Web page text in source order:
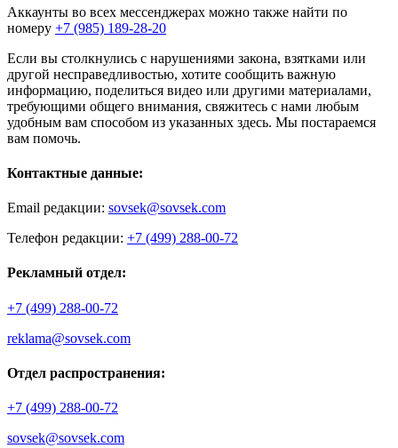
Аккаунты во всех мессенджерах можно также найти по
номеру +7 (985) 189-28-20
Если вы столкнулись с нарушениями закона, взятками или
другой несправедливостью, хотите сообщить важную
информацию, поделиться видео или другими материалами,
требующими общего внимания, свяжитесь с нами любым
удобным вам способом из указанных здесь. Мы постараемся
вам помочь.
Контактные данные:
Email редакции: sovsek@sovsek.com
Телефон редакции: +7 (499) 288-00-72
Рекламный отдел:
+7 (499) 288-00-72
reklama@sovsek.com
Отдел распространения:
+7 (499) 288-00-72
sovsek@sovsek.com